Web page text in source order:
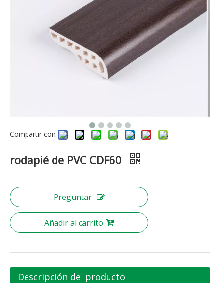
Compartir con:
rodapié de PVC CDF60
Preguntar
Añadir al carrito
Descripción del producto